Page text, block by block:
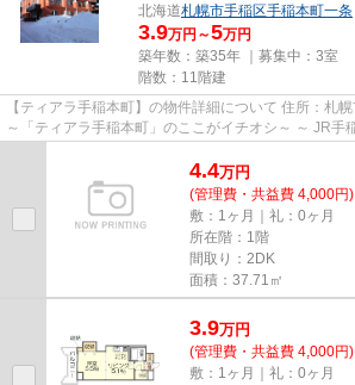
北海道札幌市手稲区手稲本町一条
3.9万円～5万円
築年数：築35年 ｜募集中： 3室
階数：11階建
【ティアラ手稲本町】の物件詳細について 住所：札幌市手稲区手稲本町1条1丁目
～「ティアラ手稲本町」のここがイチオシ～ ～ JR手稲駅南口徒歩5分（約400
4.4万円
(管理費・共益費 4,000円)
敷：1ヶ月｜礼：0ヶ月
所在階：1階
間取り：2DK
面積：37.71㎡
3.9万円
(管理費・共益費 4,000円)
敷：1ヶ月｜礼：0ヶ月